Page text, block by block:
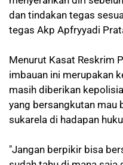
dan tindakan tegas
tegas Akp Apfryyadi
Menurut Kasat Reskrim
imbauan ini merupakan
masih diberikan
yang bersangkutan mau
sukarela di hadapan
"Jangan berpikir bisa